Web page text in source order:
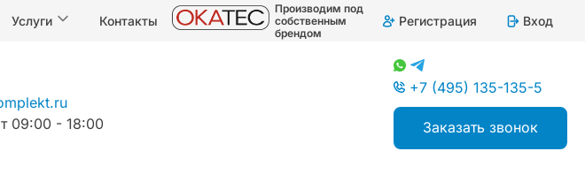
Услуги Контакты
Производим под
собственным
брендом
Регистрация Вход
09:00 - 18:00
+7 (495) 135-135-5
Заказать звонок